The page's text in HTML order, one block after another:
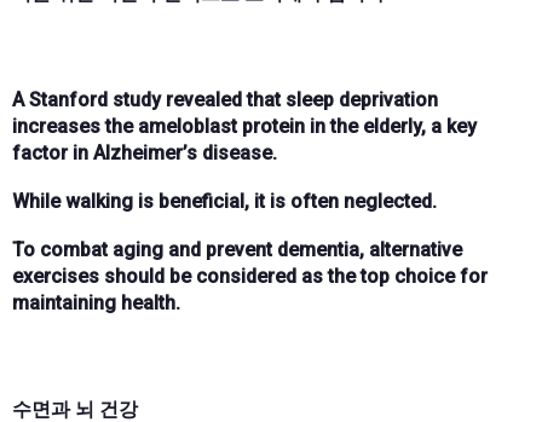
A Stanford study revealed that sleep deprivation
increases the ameloblast protein in the elderly, a key
factor in Alzheimer’s disease.
While walking is beneficial, it is often neglected.
To combat aging and prevent dementia, alternative
exercises should be considered as the top choice for
maintaining health.
수면과 뇌 건강